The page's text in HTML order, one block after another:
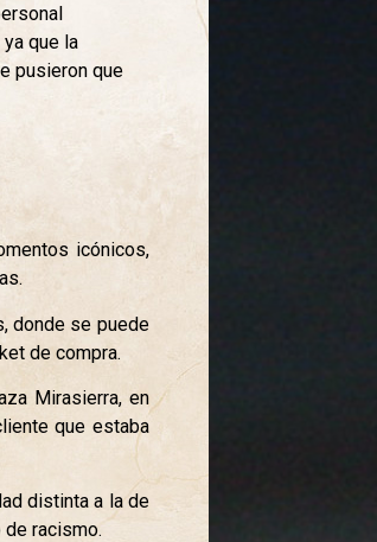
que la
pusieron que
icónicos,
donde se puede
de compra.
Mirasierra, en
que estaba
distinta a la de
de racismo.